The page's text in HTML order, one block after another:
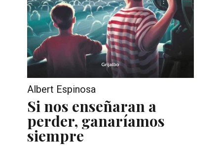
Albert Espinosa
Si nos enseñaran a
perder, ganaríamos
siempre